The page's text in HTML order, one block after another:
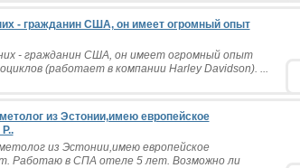
- гражданин США, он имеет огромный опыт
- гражданин США, он имеет огромный опыт
(работает в компании Harley Davidson). ...
из Эстонии,имею европейское
из Эстонии,имею европейское
Работаю в СПА отеле 5 лет. Возможно ли